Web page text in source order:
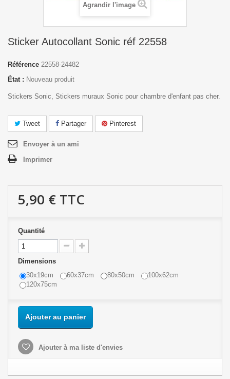
Agrandir l'image
Sticker Autocollant Sonic réf 22558
Référence 22558-24482
État : Nouveau produit
Stickers Sonic, Stickers muraux Sonic pour chambre d'enfant pas cher.
Tweet Partager Pinterest
Envoyer à un ami
Imprimer
5,90 € TTC
Quantité
Dimensions
30x19cm
60x37cm 80x50cm
100x62cm
120x75cm
Ajouter au panier
Ajouter à ma liste d'envies